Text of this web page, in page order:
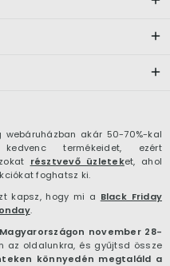
webáruházban akár 50-70%-kal
termékeidet, ezért
résztvevő üzleteket, ahol
foghatsz ki.
kapsz, hogy mi a Black Friday
.
november 28-
az oldalunkra, és gyűjtsd össze
könnyedén megtaláld a